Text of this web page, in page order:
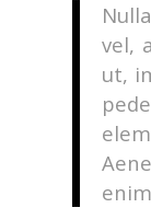
vel,
ut,